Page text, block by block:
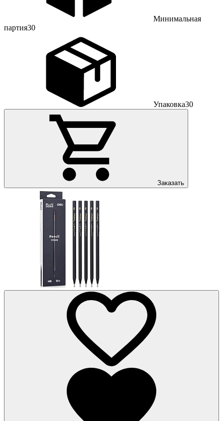
Минимальная
партия30
Упаковка30
Заказать